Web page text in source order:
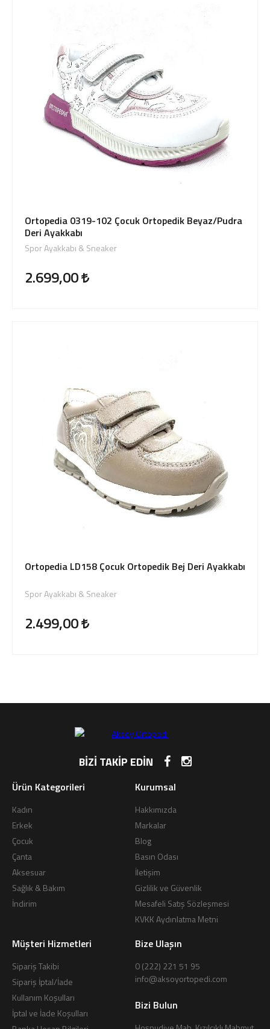
Ortopedia 0319-102 Çocuk Ortopedik Beyaz/Pudra
Deri Ayakkabı
Spor Ayakkabı & Sneaker
2.699,00
Ortopedia LD158 Çocuk Ortopedik Bej Deri Ayakkabı
Spor Ayakkabı & Sneaker
2.499,00
BİZİ TAKİP EDİN
Ürün Kategorileri
Kadın
Erkek
Çocuk
Çanta
Aksesuar
Sağlık & Bakım
İndirim
Kurumsal
Hakkımızda
Markalar
Blog
Basın Odası
İletişim
Gizlilik ve Güvenlik
Mesafeli Satış Sözleşmesi
KVKK Aydınlatma Metni
Müşteri Hizmetleri
Sipariş Takibi
Sipariş İptal/İade
Kullanım Koşulları
İptal ve İade Koşulları
Bize Ulaşın
0 (222) 221 51 95
info@aksoyortopedi.com
Bizi Bulun